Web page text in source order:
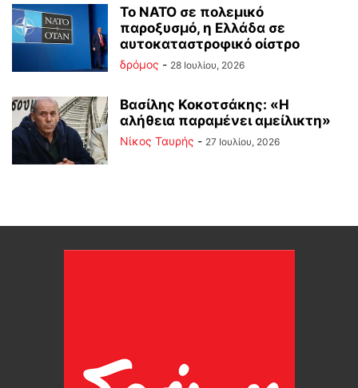
Το ΝΑΤΟ σε πολεμικό
παροξυσμό, η Ελλάδα σε
αυτοκαταστροφικό οίστρο
δρόμος - 28 Ιουλίου, 2026
Βασίλης Κοκοτσάκης: «Η
αλήθεια παραμένει αμείλικτη»
Νίκος Ταυρής - 27 Ιουλίου, 2026